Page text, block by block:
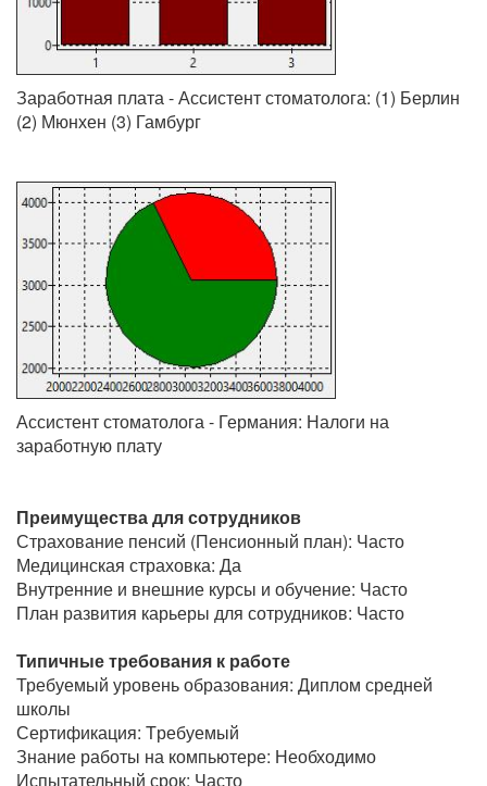
Заработная плата - Ассистент стоматолога: (1) Берлин
(2) Мюнхен (3) Гамбург
Ассистент стоматолога - Германия: Налоги на
заработную плату
Преимущества для сотрудников
Страхование пенсий (Пенсионный план): Часто
Медицинская страховка: Да
Внутренние и внешние курсы и обучение: Часто
План развития карьеры для сотрудников: Часто
Типичные требования к работе
Требуемый уровень образования: Диплом средней
школы
Сертификация: Tребуемый
Знание работы на компьютере: Необходимо
Испытательный срок: Часто